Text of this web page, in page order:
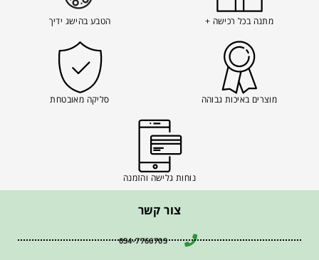
מתנה בכל רכישה + הטבע בהישג ידיך
מוצרים באיכות גבוהה סליקה מאובטחת
נוחות גלישה והזמנה
צור קשר
054-7766705